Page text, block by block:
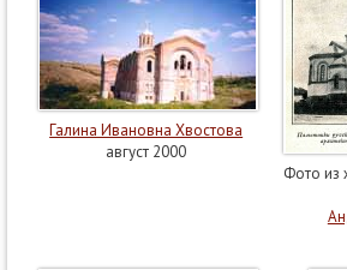
Галина Ивановна Хвостова
август 2000
Фото из